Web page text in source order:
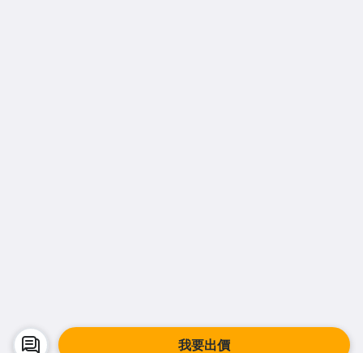
我要出價